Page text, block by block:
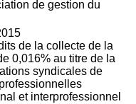
de gestion du
de la collecte de la
0,016% au titre de la
syndicales de
et interprofessionnel